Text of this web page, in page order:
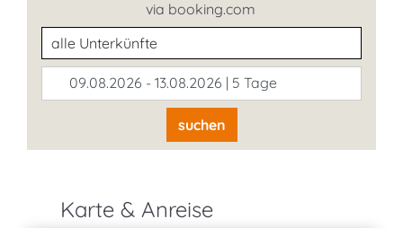
via booking.com
Unterkunftsart
09.08.2026 - 13.08.2026 | 5 Tage
suchen
Karte & Anreise